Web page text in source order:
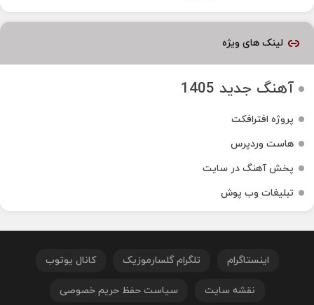
لینک های ویژه
آهنگ جدید 1405
پروژه افترافکت
هاست وردپرس
پخش آهنگ در سایت
تبلیغات وب پوش
اینستاگرام تلگرام گلسارموزیک کانال یوتوب
نقشه سایت سیاست حفظ حریم خصوصی